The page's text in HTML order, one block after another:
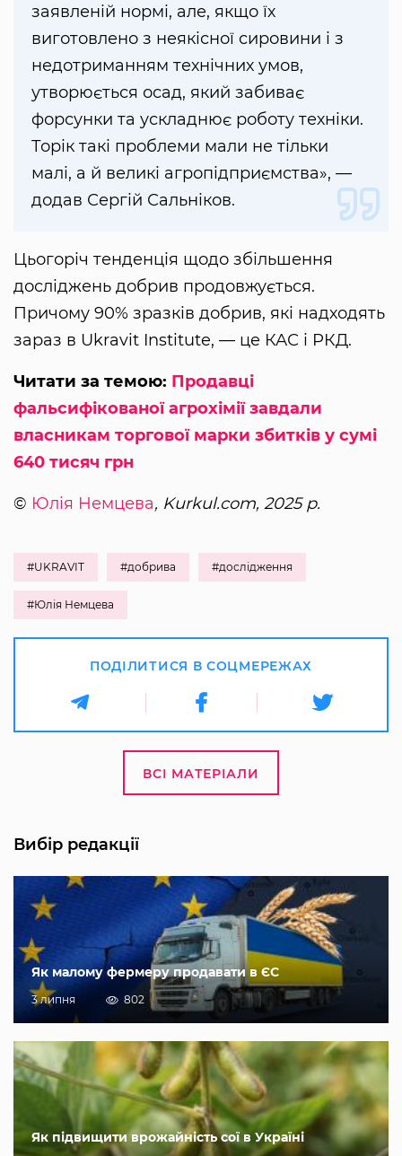
заявленій нормі, але, якщо їх
виготовлено з неякісної сировини і з
недотриманням технічних умов,
утворюється осад, який забиває
форсунки та ускладнює роботу техніки.
Торік такі проблеми мали не тільки
малі, а й великі агропідприємства», —
додав Сергій Сальніков.
Цьогоріч тенденція щодо збільшення
досліджень добрив продовжується.
Причому 90% зразків добрив, які надходять
зараз в Ukravit Institute, — це КАС і РКД.
Читати за темою: Продавці
фальсифікованої агрохімії завдали
власникам торгової марки збитків у сумі
640 тисяч грн
© Юлія Немцева, Kurkul.com, 2025 р.
#UKRAVIT #добрива #дослідження
#Юлія Немцева
ПОДІЛИТИСЯ В СОЦМЕРЕЖАХ
ВСІ МАТЕРІАЛИ
Вибір редакції
Як малому фермеру продавати в ЄС
3 липня 802
Як підвищити врожайність сої в Україні